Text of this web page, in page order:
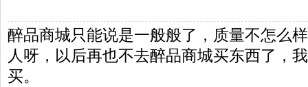
醉品商城只能说是一般般了，质量不怎么
人呀，以后再也不去醉品商城买东西了，
买。